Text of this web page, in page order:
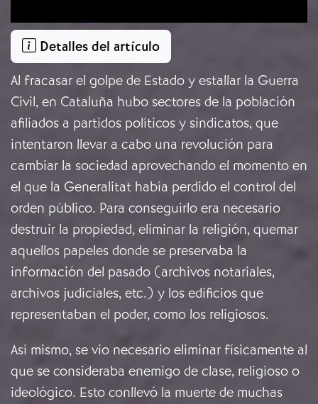
Detalles del artículo
Al fracasar el golpe de Estado y estallar la Guerra
Civil, en Cataluña hubo sectores de la población
afiliados a partidos políticos y sindicatos, que
intentaron llevar a cabo una revolución para
cambiar la sociedad aprovechando el momento en
el que la Generalitat había perdido el control del
orden público. Para conseguirlo era necesario
destruir la propiedad, eliminar la religión, quemar
aquellos papeles donde se preservaba la
información del pasado (archivos notariales,
archivos judiciales, etc.) y los edificios que
representaban el poder, como los religiosos.
Así mismo, se vio necesario eliminar físicamente al
que se consideraba enemigo de clase, religioso o
ideológico. Esto conllevó la muerte de muchas